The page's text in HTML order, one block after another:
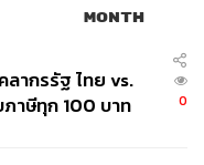
MONTH
ลากรรัฐ ไทย vs.
ภาษีทุก 100 บาท
0